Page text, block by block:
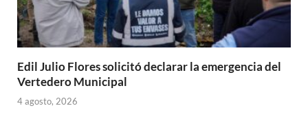
Edil Julio Flores solicitó declarar la emergencia del
Vertedero Municipal
4 agosto, 2026